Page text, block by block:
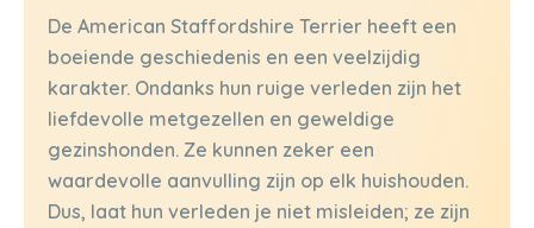
De American Staffordshire Terrier heeft een
boeiende geschiedenis en een veelzijdig
karakter. Ondanks hun ruige verleden zijn het
liefdevolle metgezellen en geweldige
gezinshonden. Ze kunnen zeker een
waardevolle aanvulling zijn op elk huishouden.
Dus, laat hun verleden je niet misleiden; ze zijn